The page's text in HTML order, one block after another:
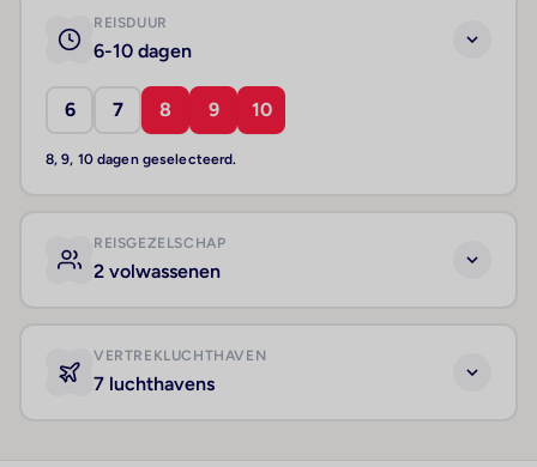
REISDUUR
6-10 dagen
6 7 8 9 10
8, 9, 10 dagen geselecteerd.
REISGEZELSCHAP
2 volwassenen
VERTREKLUCHTHAVEN
7 luchthavens